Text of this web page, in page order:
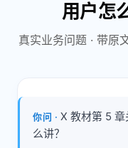
用户怎
真实业务问题 · 带原
X 教材第 5
么讲？